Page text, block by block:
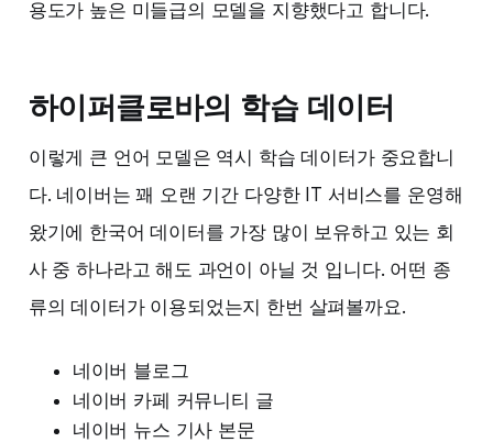
용도가 높은 미들급의 모델을 지향했다고 합니다.
하이퍼클로바의 학습 데이터
이렇게 큰 언어 모델은 역시 학습 데이터가 중요합니
다. 네이버는 꽤 오랜 기간 다양한 IT 서비스를 운영해
왔기에 한국어 데이터를 가장 많이 보유하고 있는 회
사 중 하나라고 해도 과언이 아닐 것 입니다. 어떤 종
류의 데이터가 이용되었는지 한번 살펴볼까요.
네이버 블로그
네이버 카페 커뮤니티 글
네이버 뉴스 기사 본문